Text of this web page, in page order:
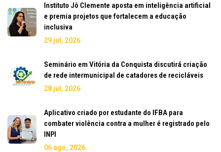
Instituto Jô Clemente aposta em inteligência artificial
e premia projetos que fortalecem a educação
inclusiva
29 jul, 2026
Seminário em Vitória da Conquista discutirá criação
de rede intermunicipal de catadores de recicláveis
28 jul, 2026
Aplicativo criado por estudante do IFBA para
combater violência contra a mulher é registrado pelo
INPI
06 ago, 2026